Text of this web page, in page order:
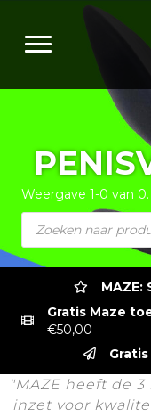
Weergave 1-0 van 0.
Producten
zoeken
MAZE:
Gratis Maze
€50,00
"MAZE heeft de
inzet voor